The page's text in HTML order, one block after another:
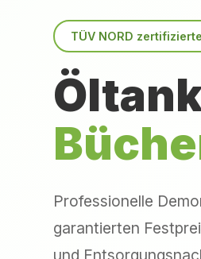
TÜV NORD
Professionelle
garantierten
und